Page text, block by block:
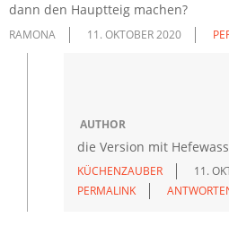
dann den Hauptteig machen?
RAMONA 11. OKTOBER 2020
AUTHOR
die Version mit
KÜCHENZAUBER
11.
PERMALINK